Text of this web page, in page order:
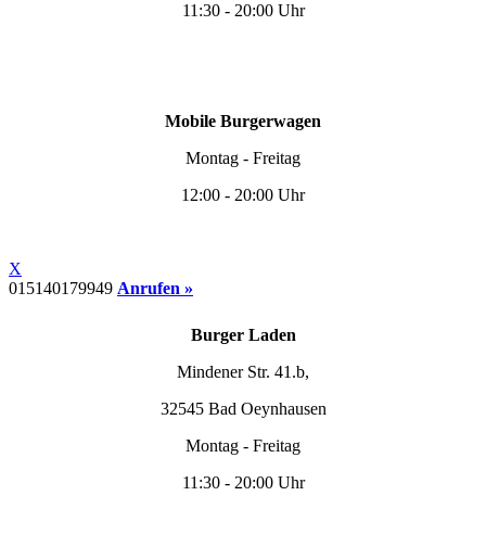
11:30 - 20:00 Uhr
Mobile Burgerwagen
Montag - Freitag
12:00 - 20:00 Uhr
X
015140179949 Anrufen »
Burger Laden
Mindener Str. 41.b,
32545 Bad Oeynhausen
Montag - Freitag
11:30 - 20:00 Uhr